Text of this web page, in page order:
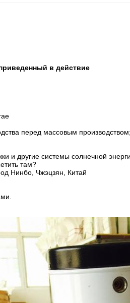
в действие
перед массовым производством;
и другие системы солнечной
там?
Нинбо, Чжэцзян, Китай